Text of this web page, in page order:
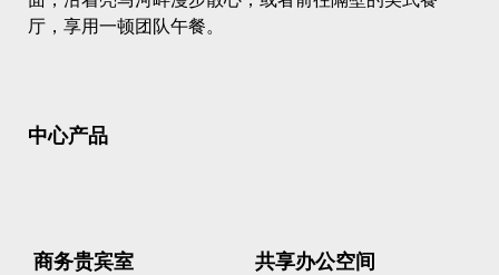
厅，享用一顿团队午餐。
中心产品
商务贵宾室 共享办公空间